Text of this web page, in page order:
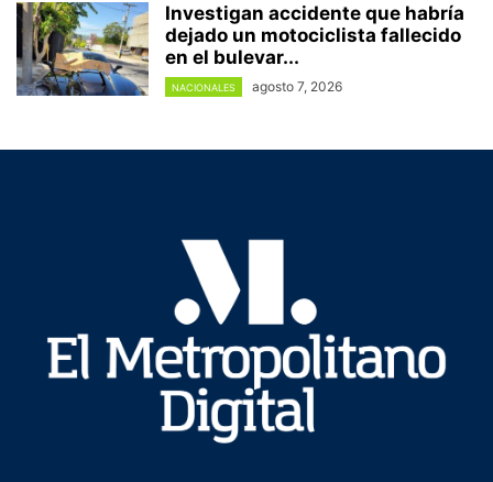
Investigan accidente que habría
dejado un motociclista fallecido
en el bulevar...
NACIONALES agosto 7, 2026